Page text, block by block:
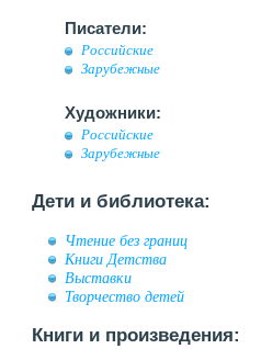
Писатели:
Российские
Зарубежные
Художники:
Российские
Зарубежные
Дети и библиотека:
Чтение без границ
Книги Детства
Выставки
Творчество детей
Книги и произведения: